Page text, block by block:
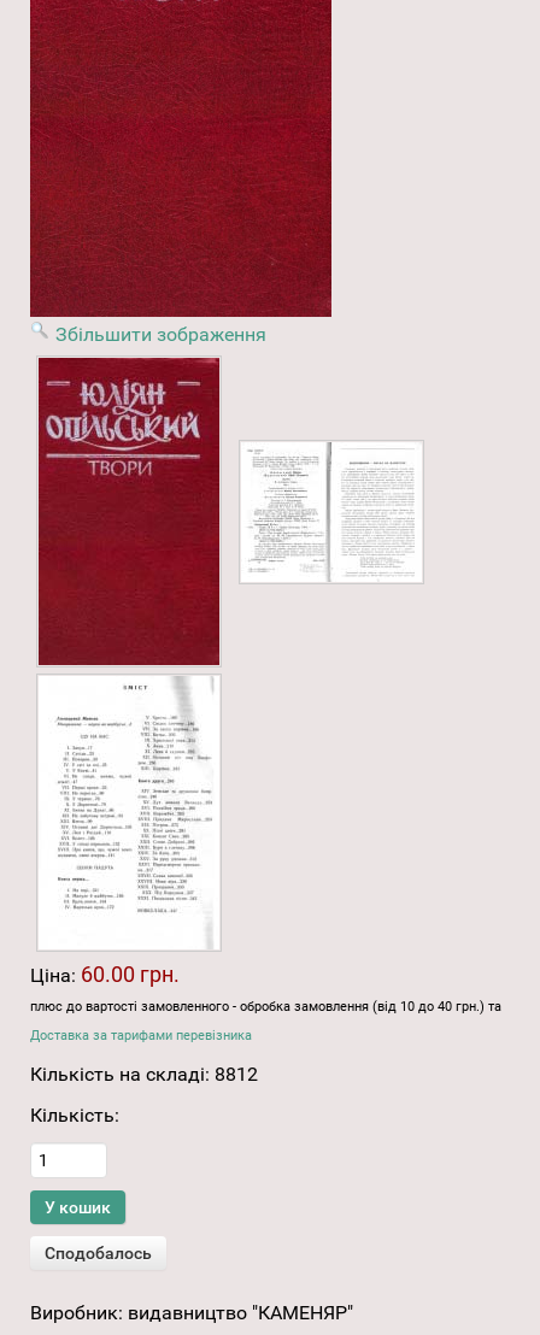
Збільшити зображення
Ціна: 60.00 грн.
плюс до вартості замовленного - обробка замовлення (від 10 до 40 грн.) та
Доставка за тарифами перевізника
Кількість на складі: 8812
Кількість:
Виробник: видавництво "КАМЕНЯР"